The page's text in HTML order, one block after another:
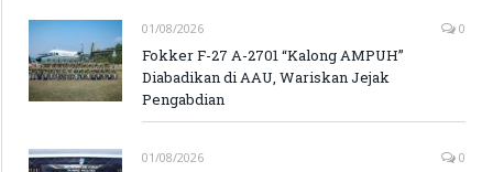
01/08/2026 0
Fokker F-27 A-2701 “Kalong AMPUH”
Diabadikan di AAU, Wariskan Jejak
Pengabdian
01/08/2026 0